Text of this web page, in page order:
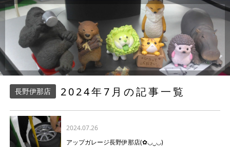
長野伊那店 2024年7月の記事一覧
2024.07.26
アップガレージ長野伊那店(✿◡‿◡)